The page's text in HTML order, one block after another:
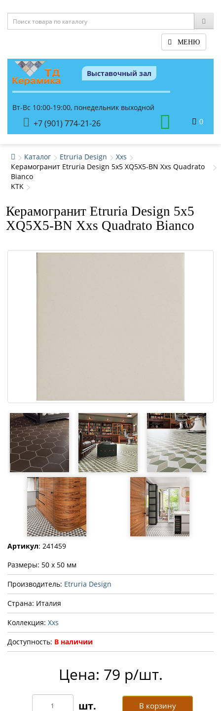
МЕНЮ
Выставочный зал
Вт-Вс 10:00-19:00, понедельник выходной
+7 (901) 774-21-26 0
Каталог Etruria Design
Xxs
Керамогранит Etruria Design 5x5 XQ5X5-BN Xxs Quadrato
Bianco
KTK
Керамогранит Etruria Design 5x5
XQ5X5-BN Xxs Quadrato Bianco
Артикул: 241459
Размеры: 50 x 50 мм
Производитель: Etruria Design
Страна: Италия
Коллекция: Xxs
Доступность: В наличии
Цена: 79 р/шт.
В корзину